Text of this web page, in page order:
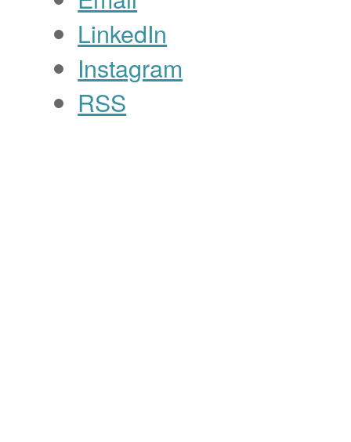
LinkedIn
Instagram
RSS